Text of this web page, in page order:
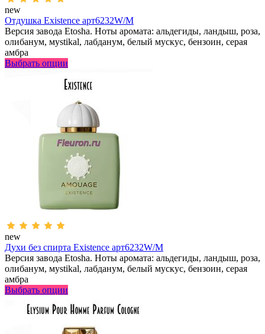
new
Отдушка Existence арт6232W/M
Версия завода Etosha. Ноты аромата: альдегиды, ландыш, роза,
олибанум, мystikal, лабданум, белый мускус, бензоин, серая
амбра
Выбрать опции
new
Духи без спирта Existence арт6232W/M
Версия завода Etosha. Ноты аромата: альдегиды, ландыш, роза,
олибанум, мystikal, лабданум, белый мускус, бензоин, серая
амбра
Выбрать опции